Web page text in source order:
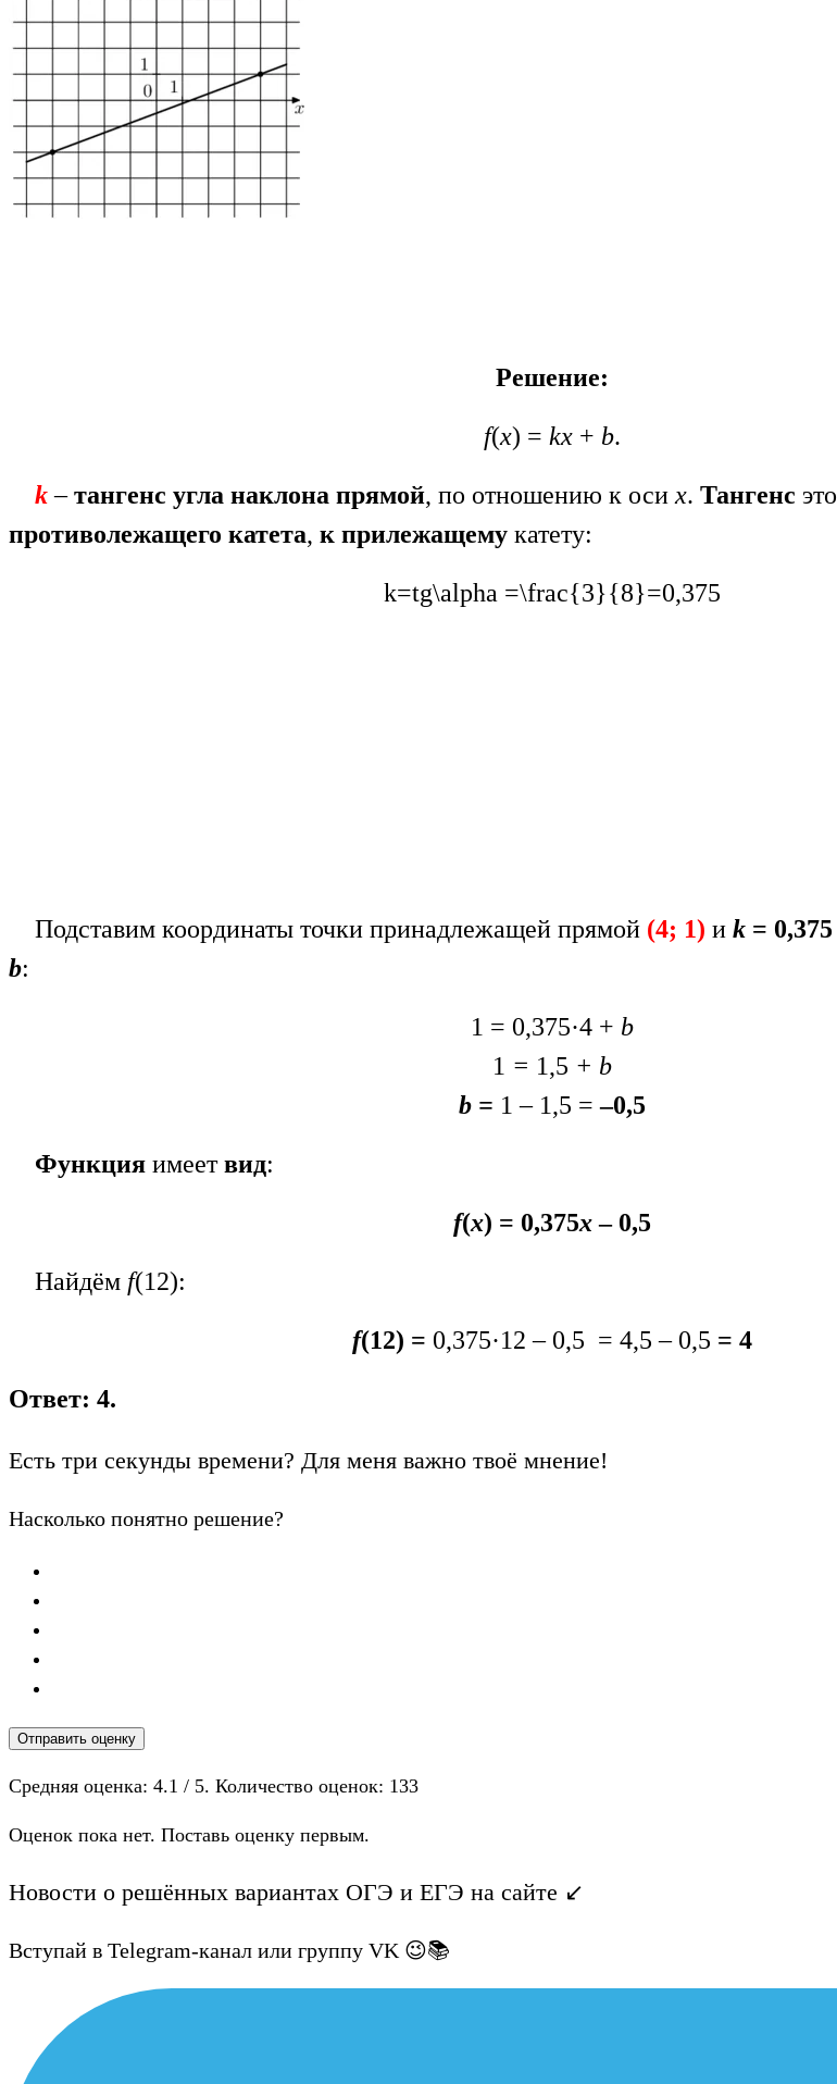
Решение:
f(x) = kx + b.
k–тангенс угла наклона прямой, по отношению к осих. Тангенс это
противолежащего катета, к прилежащему катету:
k=tg\alpha =\frac{3}{8}=0,375
Подставим координаты точки принадлежащей прямой (4; 1) и k = 0,375
b:
1 = 0,375·4 + b
1 = 1,5 + b
b = 1 – 1,5 = –0,5
Функция имеетвид:
f(x) = 0,375x– 0,5
Найдём f(12):
f(12) = 0,375·12 – 0,5 = 4,5 – 0,5 = 4
Ответ: 4.
Есть три секунды времени? Для меня важно твоё мнение!
Насколько понятно решение?
Отправить оценку
Средняя оценка: 4.1 / 5. Количество оценок: 133
Оценок пока нет. Поставь оценку первым.
Новости о решённых вариантах ОГЭ и ЕГЭ на сайте ↙️
Вступай в Telegram-канал или группу VK 😉📚